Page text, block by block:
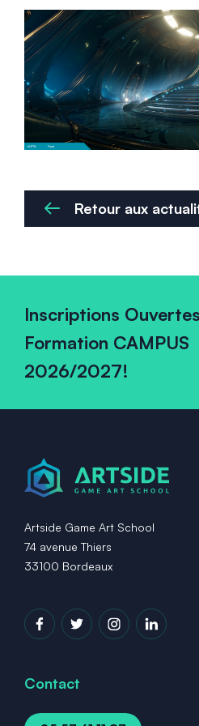
Retour aux
Inscriptions
Formation CAMPUS
2026/2027!
Artside Game Art School
74 avenue Thiers
33100 Bordeaux
Contact